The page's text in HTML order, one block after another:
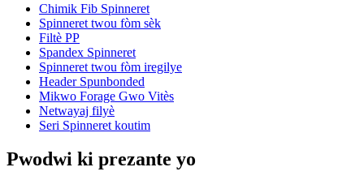
Chimik Fib Spinneret
Spinneret twou fòm sèk
Filtè PP
Spandex Spinneret
Spinneret twou fòm iregilye
Header Spunbonded
Mikwo Forage Gwo Vitès
Netwayaj filyè
Seri Spinneret koutim
Pwodwi ki prezante yo